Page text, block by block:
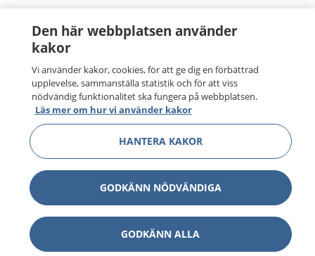
Den här webbplatsen använder
kakor
Vi använder kakor, cookies, för att ge dig en förbättrad
upplevelse, sammanställa statistik och för att viss
nödvändig funktionalitet ska fungera på webbplatsen.
Läs mer om hur vi använder kakor
HANTERA KAKOR
GODKÄNN NÖDVÄNDIGA
GODKÄNN ALLA